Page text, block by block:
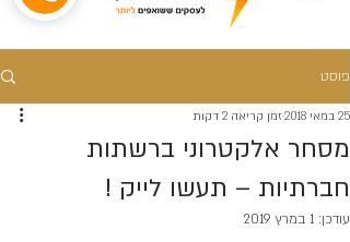
פוסט
מסחר אלקטרוני ברשתות
חברתיות – תעשו לייק !
25 במאי 2018 זמן קריאה 2 דקות
עודכן: 1 במרץ 2019